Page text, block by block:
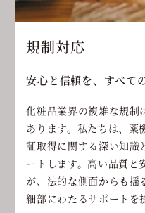
規制対応
安心と信頼を、すべて
化粧品業界の複雑な規制
あります。私たちは、薬
証取得に関する深い知識
ートします。高い品質と
が、法的な側面からも揺
細部にわたるサポートを